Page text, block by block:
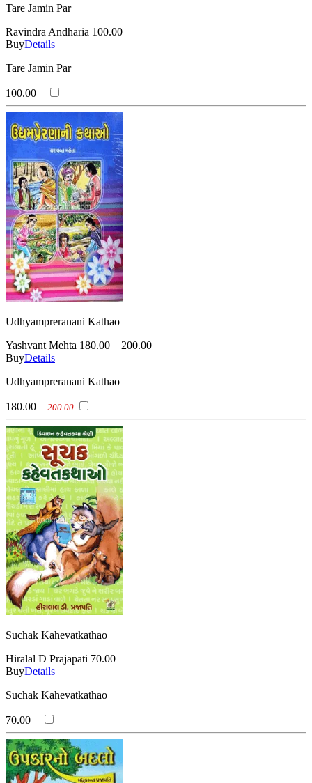
Tare Jamin Par
Ravindra Andharia 100.00
BuyDetails
Tare Jamin Par
100.00
Udhyampreranani Kathao
Yashvant Mehta 180.00
200.00
BuyDetails
Udhyampreranani Kathao
180.00 200.00
Suchak Kahevatkathao
Hiralal D Prajapati 70.00
BuyDetails
Suchak Kahevatkathao
70.00